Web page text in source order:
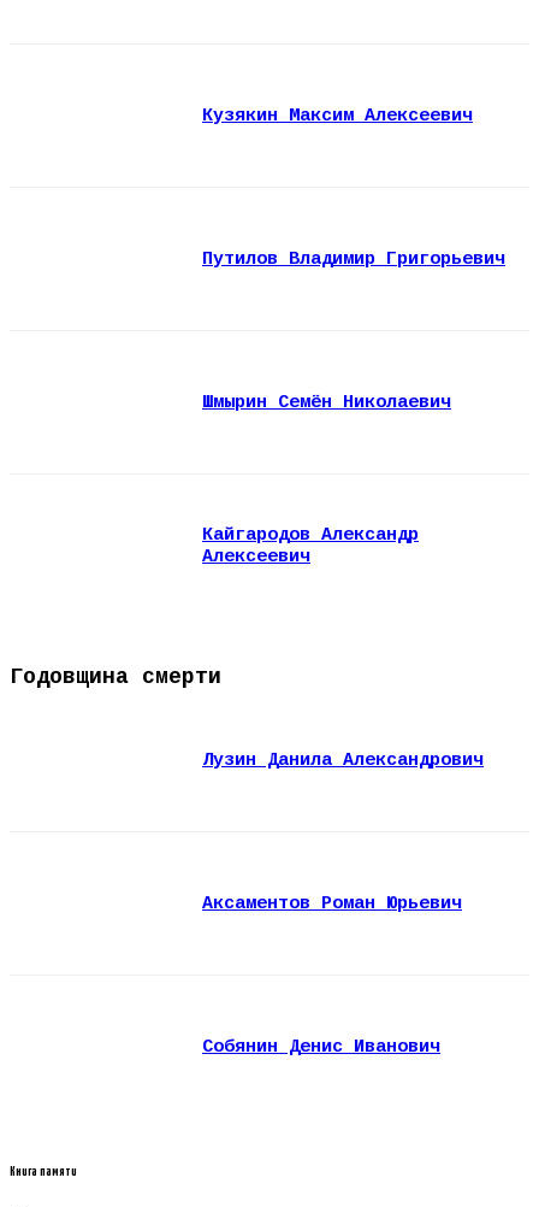
Кузякин Максим Алексеевич
Путилов Владимир Григорьевич
Шмырин Семён Николаевич
Кайгародов Александр
Алексеевич
Годовщина смерти
Лузин Данила Александрович
Аксаментов Роман Юрьевич
Собянин Денис Иванович
Книга памяти